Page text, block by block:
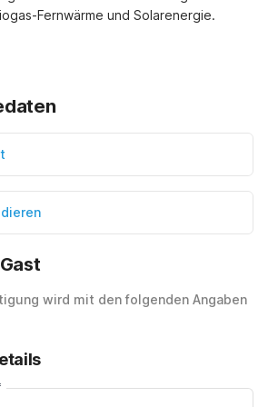
Fernwärme und Solarenergie.
wird mit den folgenden Angaben